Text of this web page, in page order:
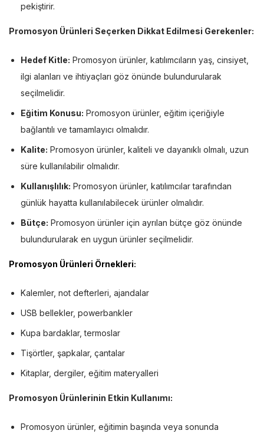
pekiştirir.
Promosyon Ürünleri Seçerken Dikkat Edilmesi Gerekenler:
Hedef Kitle: Promosyon ürünler, katılımcıların yaş, cinsiyet,
ilgi alanları ve ihtiyaçları göz önünde bulundurularak
seçilmelidir.
Eğitim Konusu: Promosyon ürünler, eğitim içeriğiyle
bağlantılı ve tamamlayıcı olmalıdır.
Kalite: Promosyon ürünler, kaliteli ve dayanıklı olmalı, uzun
süre kullanılabilir olmalıdır.
Kullanışlılık: Promosyon ürünler, katılımcılar tarafından
günlük hayatta kullanılabilecek ürünler olmalıdır.
Bütçe: Promosyon ürünler için ayrılan bütçe göz önünde
bulundurularak en uygun ürünler seçilmelidir.
Promosyon Ürünleri Örnekleri:
Kalemler, not defterleri, ajandalar
USB bellekler, powerbankler
Kupa bardaklar, termoslar
Tişörtler, şapkalar, çantalar
Kitaplar, dergiler, eğitim materyalleri
Promosyon Ürünlerinin Etkin Kullanımı:
Promosyon ürünler, eğitimin başında veya sonunda